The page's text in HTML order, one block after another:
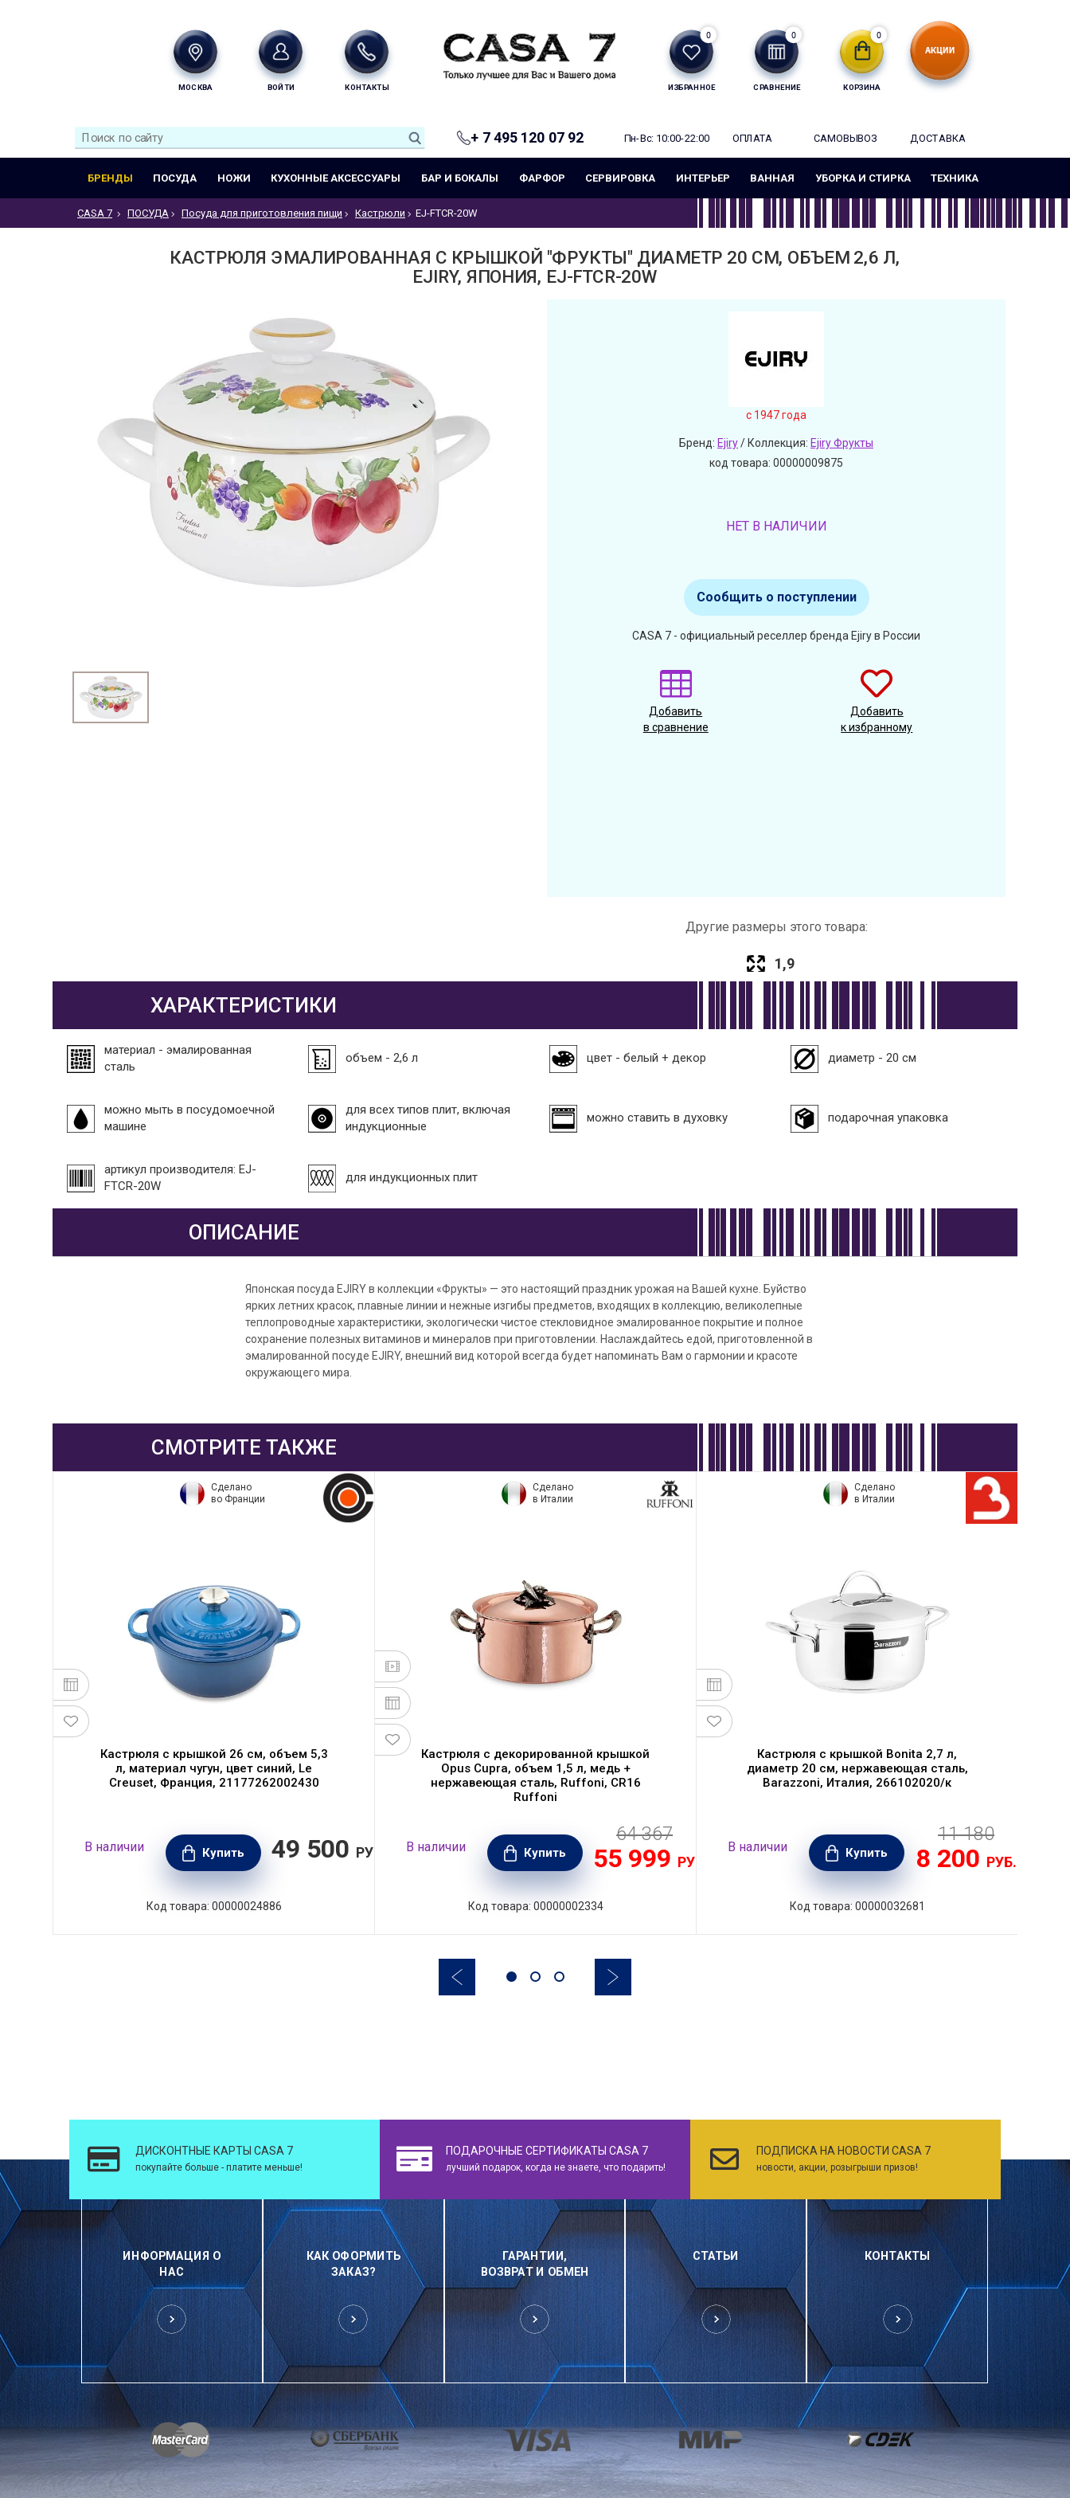
МОСКВА ВОЙТИ КОНТАКТЫ ИЗБРАННОЕ
0
СРАВНЕНИЕ
0
КОРЗИНА
0
+ 7 495 120 07 92 Пн-Вс: 10:00-22:00 ОПЛАТА САМОВЫВОЗ ДОСТАВКА
БРЕНДЫ ПОСУДА НОЖИ КУХОННЫЕ АКСЕССУАРЫ БАР И БОКАЛЫ ФАРФОР СЕРВИРОВКА ИНТЕРЬЕР ВАННАЯ УБОРКА И СТИРКА ТЕХНИКА
CASA 7 ПОСУДА Посуда для приготовления пищи Кастрюли EJ-FTCR-20W
КАСТРЮЛЯ ЭМАЛИРОВАННАЯ С КРЫШКОЙ "ФРУКТЫ" ДИАМЕТР 20 СМ, ОБЪЕМ 2,6 Л,
EJIRY, ЯПОНИЯ, EJ-FTCR-20W
c 1947 года
Бренд: Ejiry/ Коллекция: Ejiry Фрукты
код товара: 00000009875
НЕТ В НАЛИЧИИ
Сообщить о поступлении
CASA 7 - официальный реселлер бренда Ejiry в России
Добавить
в сравнение
Добавить
к избранному
Другие размеры этого товара:
1,9
ХАРАКТЕРИСТИКИ
материал - эмалированная
сталь
объем - 2,6 л цвет - белый + декор диаметр - 20 см
можно мыть в посудомоечной
машине
для всех типов плит, включая
индукционные
можно ставить в духовку подарочная упаковка
артикул производителя: EJ-
FTCR-20W
для индукционных плит
ОПИСАНИЕ
Японская посуда EJIRY в коллекции «Фрукты» — это настоящий праздник урожая на Вашей кухне. Буйство
ярких летних красок, плавные линии и нежные изгибы предметов, входящих в коллекцию, великолепные
теплопроводные характеристики, экологически чистое стекловидное эмалированное покрытие и полное
сохранение полезных витаминов и минералов при приготовлении. Наслаждайтесь едой, приготовленной в
эмалированной посуде EJIRY, внешний вид которой всегда будет напоминать Вам о гармонии и красоте
окружающего мира.
СМОТРИТЕ ТАКЖЕ
Сделано
во Франции
Кастрюля с крышкой 26 см, объем 5,3
л, материал чугун, цвет синий, Le
Creuset, Франция, 21177262002430
В наличии Купить 49 500 РУБ.
Код товара: 00000024886
Сделано
в Италии
Кастрюля с декорированной крышкой
Opus Cupra, объем 1,5 л, медь +
нержавеющая сталь, Ruffoni, CR16
Ruffoni
В наличии Купить
64 367
55 999 РУБ.
Код товара: 00000002334
Сделано
в Италии
Кастрюля с крышкой Bonita 2,7 л,
диаметр 20 см, нержавеющая сталь,
Barazzoni, Италия, 266102020/к
В наличии Купить
11 180
8 200 РУБ.
Код товара: 00000032681
ДИСКОНТНЫЕ КАРТЫ CASA 7
покупайте больше - платите меньше!
ПОДАРОЧНЫЕ СЕРТИФИКАТЫ CASA 7
лучший подарок, когда не знаете, что подарить!
ПОДПИСКА НА НОВОСТИ CASA 7
новости, акции, розыгрыши призов!
ИНФОРМАЦИЯ О
НАС
КАК ОФОРМИТЬ
ЗАКАЗ?
ГАРАНТИИ,
ВОЗВРАТ И ОБМЕН
СТАТЬИ КОНТАКТЫ